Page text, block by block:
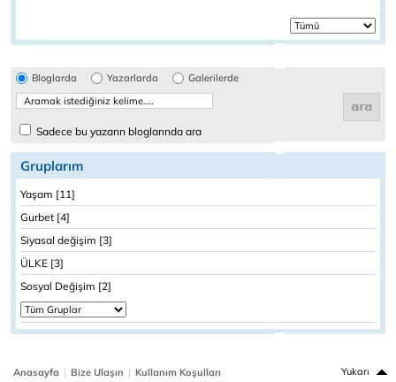
Bloglarda Yazarlarda Galerilerde
Sadece bu yazarın bloglarında ara
Gruplarım
Yaşam [11]
Gurbet [4]
Siyasal değişim [3]
ÜLKE [3]
Sosyal Değişim [2]
Anasayfa | Bize Ulaşın | Kullanım Koşulları Yukarı